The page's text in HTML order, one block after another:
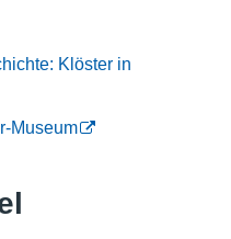
Klöster in
Museum